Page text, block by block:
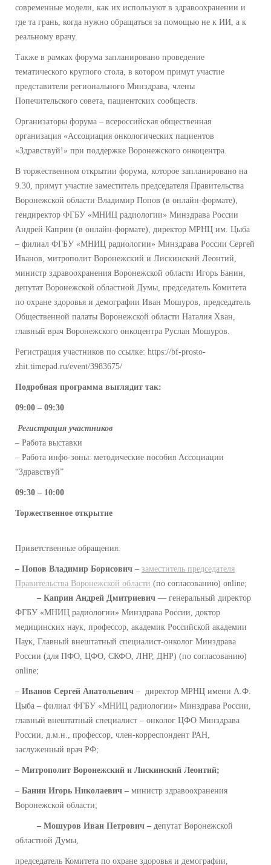
современные модели, как их используют в здравоохранении и
где та грань, когда нужно обращаться за помощью не к ИИ, а к
реальному врачу.
Также в рамках форума запланировано проведение
тематического круглого стола, в котором примут участие
представители регионального Минздрава, члены
Попечительского совета, пациентских сообществ.
Организаторы форума – всероссийская общественная
организация «Ассоциация онкологических пациентов
«Здравствуй!» при поддержке Воронежского онкоцентра.
В торжественном открытии форума, которое запланировано на
9.30, примут участие заместитель председателя Правительства
Воронежской области Владимир Попов (в онлайн-формате),
гендиректор ФГБУ «МНИЦ радиологии» Минздрава России
Андрей Каприн (в онлайн-формате), директор МРНЦ им. Цыба
– филиал ФГБУ «МНИЦ радиологии» Минздрава России Сергей
Иванов, митрополит Воронежский и Лискинский Леонтий,
министр здравоохранения Воронежской области Игорь Банин,
депутат Воронежской областной Думы, председатель Комитета
по охране здоровья и демографии Иван Мошуров, председатель
Общественной палаты Воронежской области Наталия Хван,
главный врач Воронежского онкоцентра Руслан Мошуров.
Регистрация участников по ссылке: https://bf-prosto-
zhit.timepad.ru/event/3983675/
Подробная программа выглядит так:
09:00 – 09:30
Регистрация участников
– Работа выставки
– Работа инфо‑зоны: методические пособия Ассоциации
“Здравствуй”
09:30 – 10:00
Торжественное открытие
Приветственные обращения:
– Попов Владимир Борисович – заместитель председателя
Правительства Воронежской области (по согласованию) online;
– Каприн Андрей Дмитриевич — генеральный директор
ФГБУ «МНИЦ радиологии» Минздрава России, доктор
медицинских наук, профессор, академик Российской академии
Наук, Главный внештатный специалист-онколог Минздрава
России (для ПФО, ЦФО, СКФО, ЛНР, ДНР) (по согласованию)
online;
– Иванов Сергей Анатольевич – директор МРНЦ имени А.Ф.
Цыба – филиал ФГБУ «МНИЦ радиологии» Минздрава России,
главный внештатный специалист – онколог ЦФО Минздрава
России, д.м.н., профессор, член-корреспондент РАН,
заслуженный врач РФ;
– Митрополит Воронежский и Лискинский Леонтий;
– Банин Игорь Николаевич – министр здравоохранения
Воронежской области;
– Мошуров Иван Петрович – депутат Воронежской
областной Думы,
председатель Комитета по охране здоровья и демографии,